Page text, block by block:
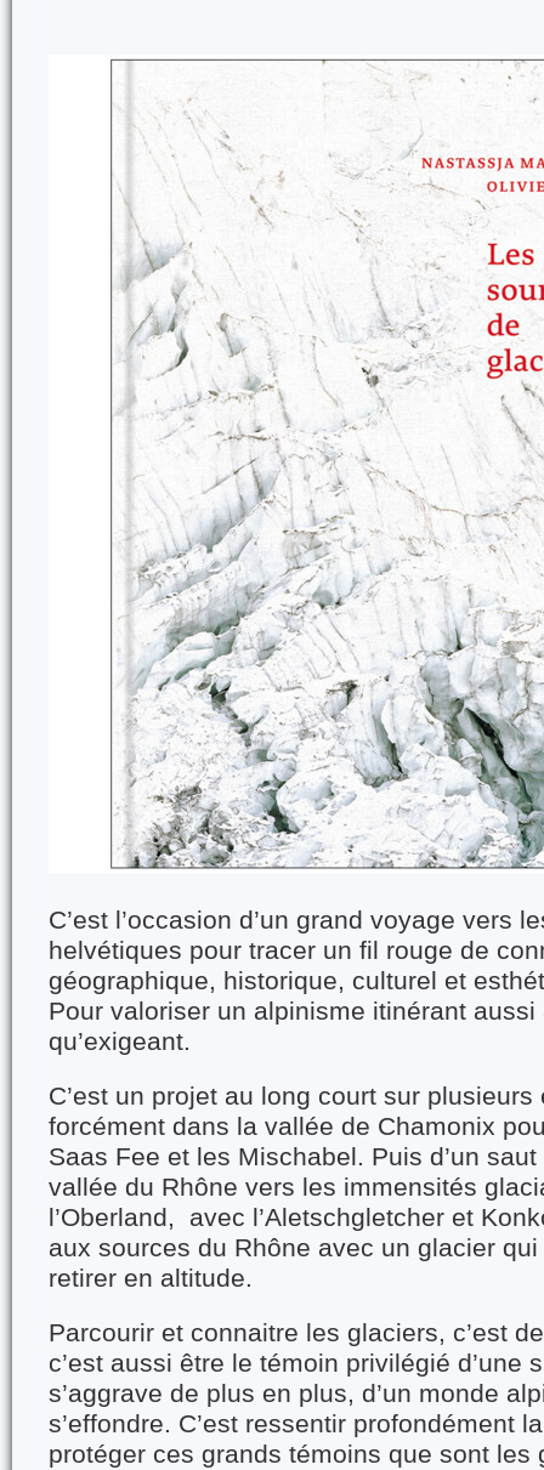
C’est l’occasion d’un grand voyage vers
helvétiques pour tracer un fil rouge de
géographique, historique, culturel et
Pour valoriser un alpinisme itinérant aussi
qu’exigeant.
C’est un projet au long court sur
forcément dans la vallée de Chamonix
Saas Fee et les Mischabel. Puis d’un
vallée du Rhône vers les immensités
l’Oberland, avec l’Aletschgletcher et
aux sources du Rhône avec un glacier qui
retirer en altitude.
Parcourir et connaitre les glaciers, c’est
c’est aussi être le témoin privilégié d’une
s’aggrave de plus en plus, d’un monde
s’effondre. C’est ressentir profondément
protéger ces grands témoins que sont les